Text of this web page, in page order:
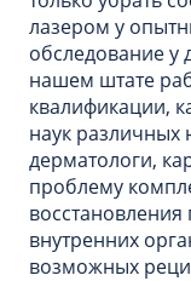
лазером у
обследование у
нашем штате
квалификации,
наук различных
дерматологи,
проблему
внутренних
возможных